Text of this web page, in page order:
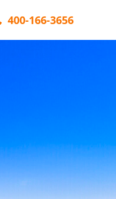
400-166-3656